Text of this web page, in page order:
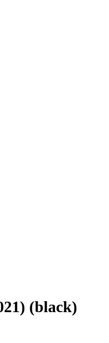
(black)